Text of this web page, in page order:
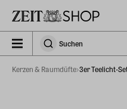
SuchenSuchen
Kerzen & Raumdüfte 3er Teelicht-